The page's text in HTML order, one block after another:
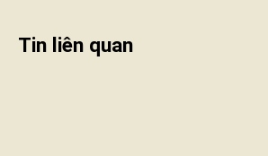
Tin liên quan